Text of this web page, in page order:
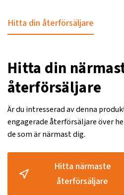
Hitta din återförsäljare
Hitta din
återförsäljare
Är du intresserad av denna
engagerade återförsäljare över
de som är närmast dig.
Hitta närmaste
återförsäljare